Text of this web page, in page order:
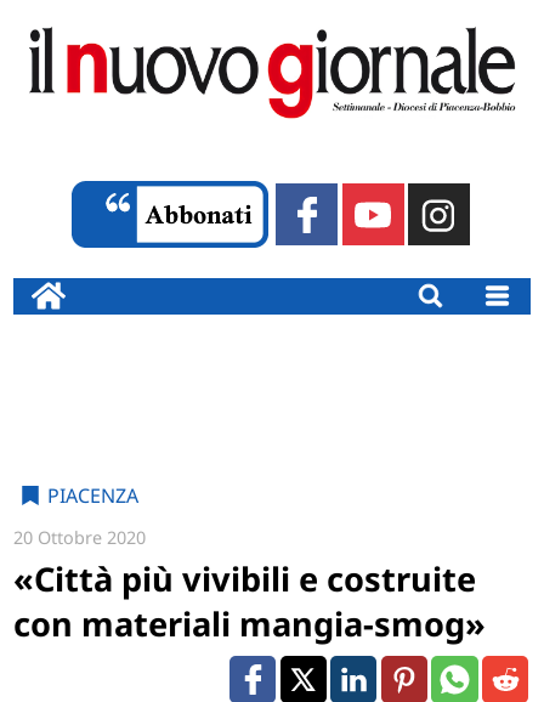
PIACENZA
20 Ottobre 2020
«Città più vivibili e costruite
con materiali mangia-smog»